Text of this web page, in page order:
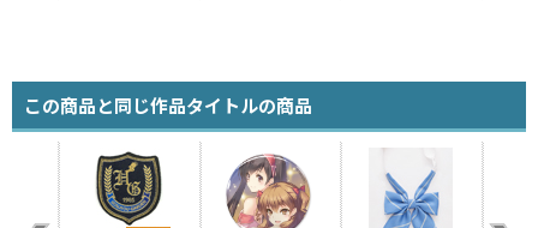
この商品と同じ作品タイトルの商品